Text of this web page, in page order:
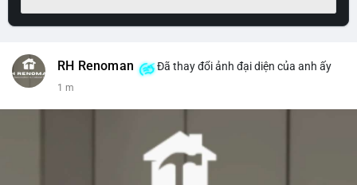
RH Renoman Đã thay đổi ảnh đại diện của anh ấy
1 m